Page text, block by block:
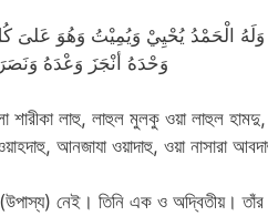
وَلَهُ الْحَمْدُ يُحْيِيْ وَيُمِيْتُ وَهُوَ عَلىَ
وَحْدَهُ أنْجَزَ وَعْدَهُ
শারীকা লাহু, লাহুল মুলকু ওয়া লাহুল
আনজাযা ওয়াদাহু, ওয়া নাসারা
নেই। তিনি এক ও অদ্বিতীয়।